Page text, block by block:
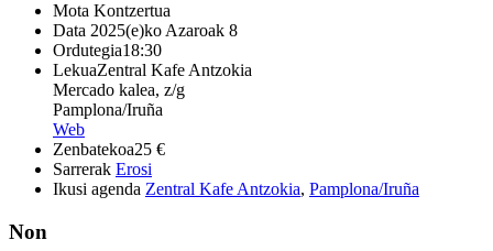
Mota Kontzertua
Data 2025(e)ko Azaroak 8
Ordutegia18:30
LekuaZentral Kafe Antzokia
Mercado kalea, z/g
Pamplona/Iruña
Web
Zenbatekoa25 €
Sarrerak Erosi
Ikusi agenda Zentral Kafe Antzokia, Pamplona/Iruña
Non